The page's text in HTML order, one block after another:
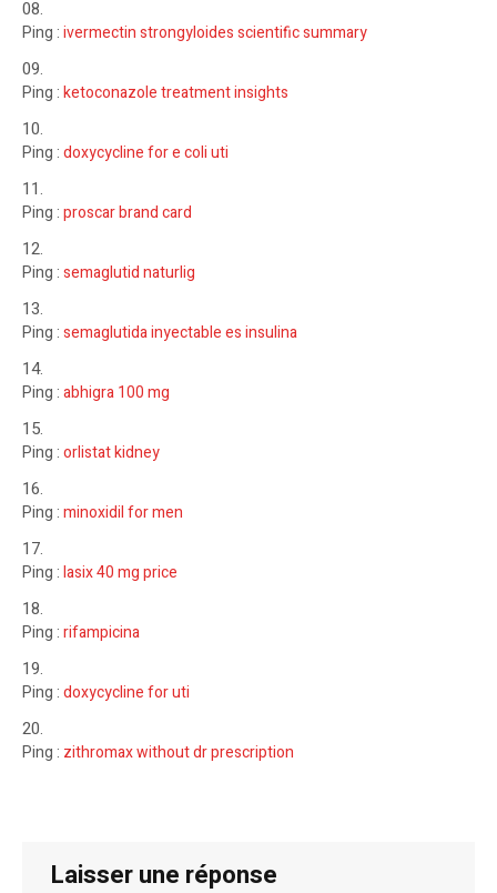
Ping :ivermectin strongyloides scientific summary
Ping :ketoconazole treatment insights
Ping :doxycycline for e coli uti
Ping :proscar brand card
Ping :semaglutid naturlig
Ping :semaglutida inyectable es insulina
Ping :abhigra 100 mg
Ping :orlistat kidney
Ping :minoxidil for men
Ping :lasix 40 mg price
Ping :rifampicina
Ping :doxycycline for uti
Ping : zithromax without dr prescription
Laisser une réponse